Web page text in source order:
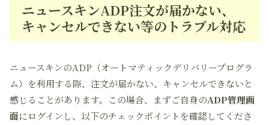
ニュースキンADP注文が届かない、
キャンセルできない等のトラブル対応
ニュースキンのADP（オートマティックデリバリープログラ
ム）を利用する際、注文が届かない、キャンセルできないと
感じることがあります。この場合、まずご自身のADP管理画
面にログインし、以下のチェックポイントを確認してくださ